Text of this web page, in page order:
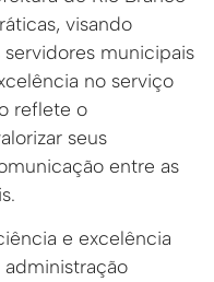
visando
municipais
no serviço
reflete o
seus
entre as
e excelência